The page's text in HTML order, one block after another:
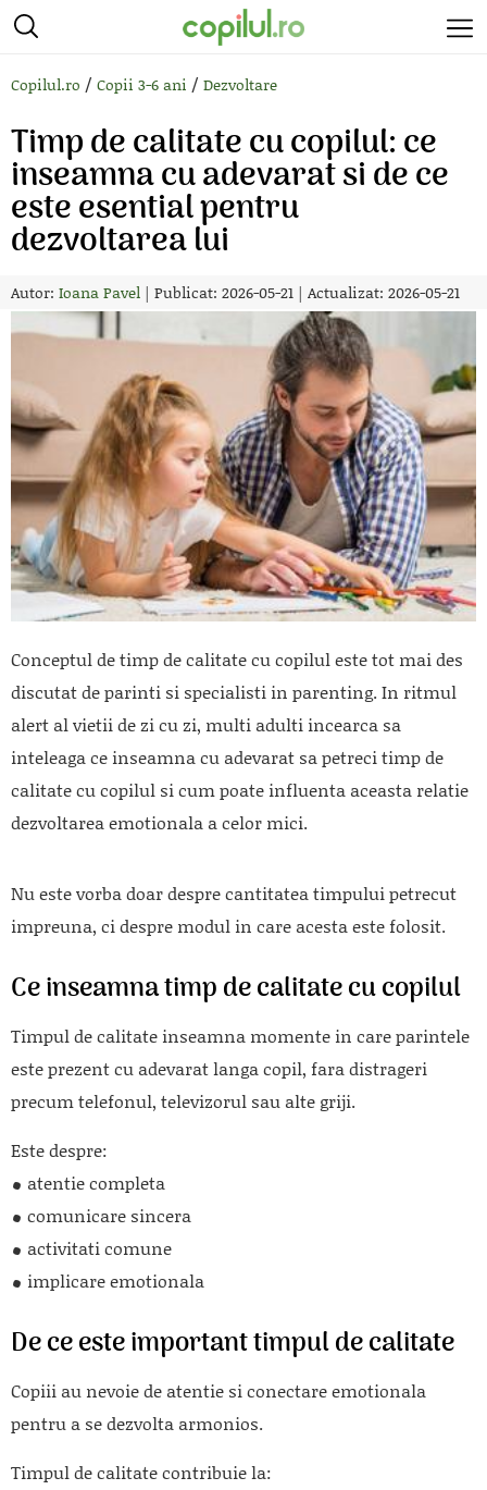
Copilul.ro / Copii 3-6 ani / Dezvoltare
Timp de calitate cu copilul: ce
inseamna cu adevarat si de ce
este esential pentru
dezvoltarea lui
Autor: Ioana Pavel | Publicat: 2026-05-21 | Actualizat: 2026-05-21
Conceptul de timp de calitate cu copilul este tot mai des
discutat de parinti si specialisti in parenting. In ritmul
alert al vietii de zi cu zi, multi adulti incearca sa
inteleaga ce inseamna cu adevarat sa petreci timp de
calitate cu copilul si cum poate influenta aceasta relatie
dezvoltarea emotionala a celor mici.
Nu este vorba doar despre cantitatea timpului petrecut
impreuna, ci despre modul in care acesta este folosit.
Ce inseamna timp de calitate cu copilul
Timpul de calitate inseamna momente in care parintele
este prezent cu adevarat langa copil, fara distrageri
precum telefonul, televizorul sau alte griji.
Este despre:
atentie completa
comunicare sincera
activitati comune
implicare emotionala
De ce este important timpul de calitate
Copiii au nevoie de atentie si conectare emotionala
pentru a se dezvolta armonios.
Timpul de calitate contribuie la: